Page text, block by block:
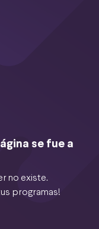
se fue a
no existe.
programas!